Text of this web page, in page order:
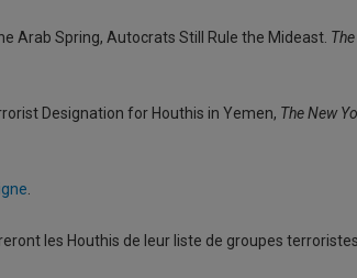
Arab Spring, Autocrats Still Rule the Mideast.
Designation for Houthis in Yemen, The New
les Houthis de leur liste de groupes